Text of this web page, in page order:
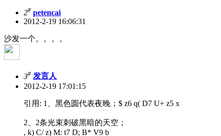
2# petencai
2012-2-19 16:06:31
沙发一个。。。。
3# 发言人
2012-2-19 17:01:15
引用: 1、黑色圆代表夜晚； $ z6 q( D7 U+ z5 x
2、2条光束刺破黑暗的天空；
, k) C/ z) M: t7 D; B* V9 b